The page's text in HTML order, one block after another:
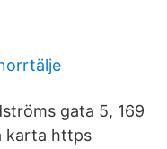
gata 5, 169
karta https